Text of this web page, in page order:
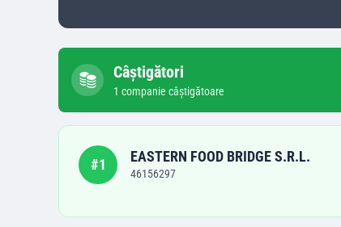
Câștigători
1 companie câștigătoare
#1 EASTERN FOOD BRIDGE S.R.L.
46156297